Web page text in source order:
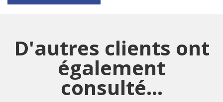
D'autres clients ont
également
consulté...